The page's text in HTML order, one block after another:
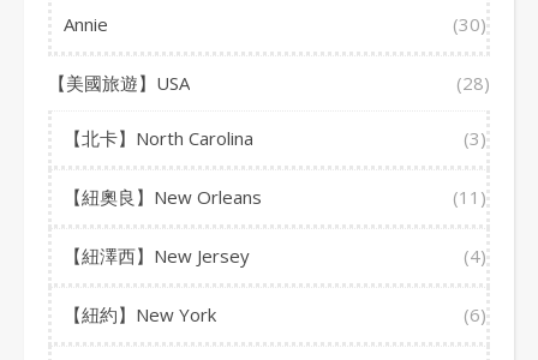
Annie (30)
【美國旅遊】USA (28)
【北卡】North Carolina (3)
【紐奧良】New Orleans (11)
【紐澤西】New Jersey (4)
【紐約】New York (6)